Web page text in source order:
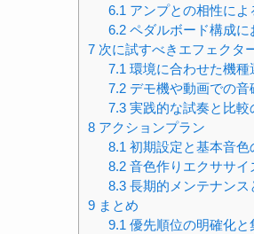
6.1 アンプとの相性に
6.2ペダルボード構成に
7 次に試すべきエフェクタ
7.1 環境に合わせた機種
7.2デモ機や動画での音
7.3実践的な試奏と比較
8 アクションプラン
8.1 初期設定と基本音色
8.2音色作りエクササイ
8.3長期的メンテナンス
9 まとめ
9.1 優先順位の明確化と